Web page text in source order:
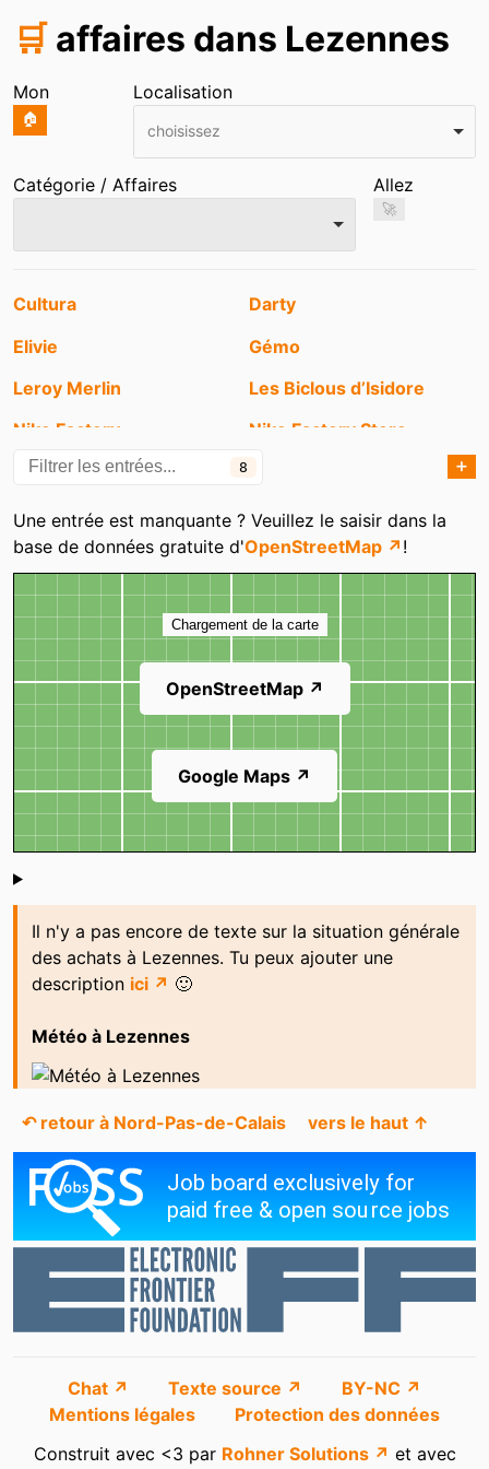
🛒 affaires dans Lezennes
Mon
🏠
Localisation
choisissez
Catégorie / Affaires Allez
🚀
Entrées
Cultura
Darty
Elivie
Gémo
Leroy Merlin
Les Biclous d’Isidore
Nike Factory
Nike Factory Store
8 ➕
Catégories
Une entrée est manquante ? Veuillez le saisir dans la
base de données gratuite d'OpenStreetMap ↗ !
Carte
Chargement de la carte
OpenStreetMap ↗
Google Maps ↗
Shoutbox
Il n'y a pas encore de texte sur la situation générale
des achats à Lezennes. Tu peux ajouter une
description ici ↗ 🙂
Météo à Lezennes
↶ retour à Nord-Pas-de-Calais vers le haut ↑
Chat ↗ Texte source ↗
BY-NC ↗
Mentions légales
Protection des données
Construit avec <3 par Rohner Solutions ↗ et avec